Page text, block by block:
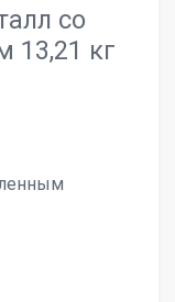
со
13,21 кг